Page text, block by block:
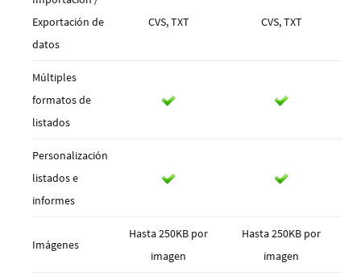
Exportación de
datos
CVS, TXT CVS, TXT
Múltiples
formatos de
listados
Personalización
listados e
informes
Imágenes
Hasta 250KB por
imagen
Hasta 250KB por
imagen